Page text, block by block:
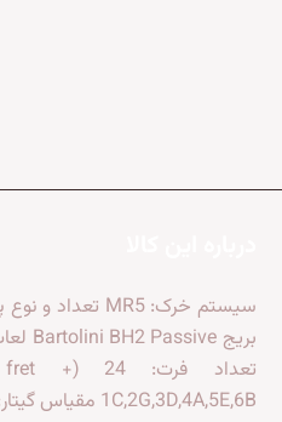
1C,2G,3D,4A,5E,6B مقیاس گیتار: "35 (889 میلی متر)